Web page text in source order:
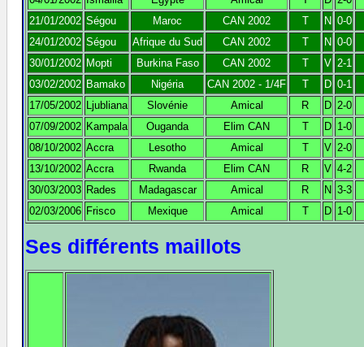
21/01/2002 Ségou Maroc CAN 2002 T N 0-0
24/01/2002 Ségou Afrique du Sud CAN 2002 T N 0-0
30/01/2002 Mopti Burkina Faso CAN 2002 T V 2-1
03/02/2002 Bamako Nigéria CAN 2002 - 1/4F T D 0-1
17/05/2002
Ljubliana Slovénie Amical R D 2-0
07/09/2002 Kampala Ouganda Elim CAN T D 1-0
08/10/2002 Accra Lesotho Amical T V 2-0
13/10/2002 Accra Rwanda Elim CAN R V 4-2
30/03/2003 Rades Madagascar Amical R N 3-3
02/03/2006 Frisco Mexique Amical T D 1-0
Ses différents maillots